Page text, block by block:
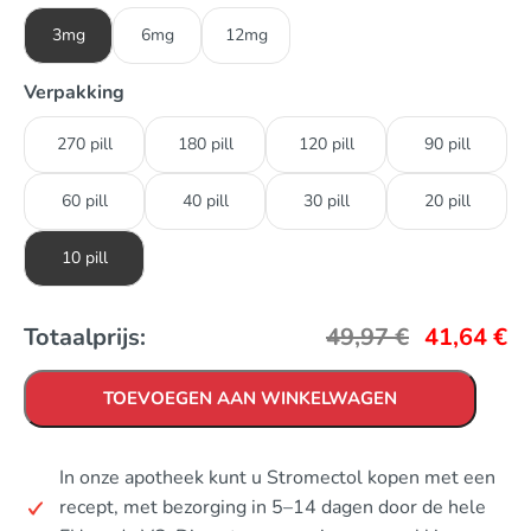
3mg 6mg 12mg
Verpakking
270 pill 180 pill 120 pill 90 pill
60 pill 40 pill 30 pill 20 pill
10 pill
Totaalprijs: 49,97€ 41,64€
TOEVOEGEN AAN WINKELWAGEN
In onze apotheek kunt u Stromectol kopen met een
recept, met bezorging in 5–14 dagen door de hele